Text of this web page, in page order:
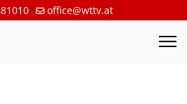
office@wttv.at